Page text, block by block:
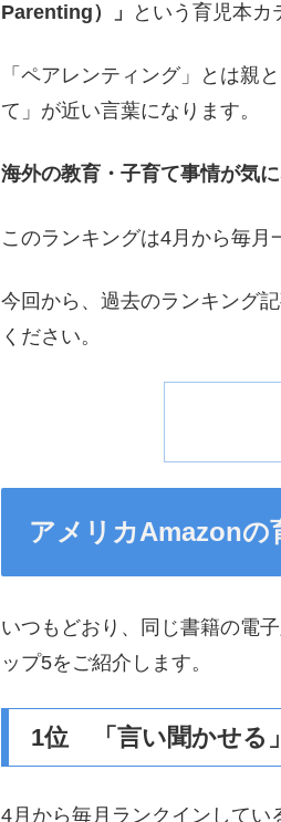
Parenting）」
という育児本カ
「ペアレンティング」とは親
て」が近い言葉になります。
海外の教育・子育て事情が気
このランキングは4月から毎月
今回から、過去のランキング
ください。
アメリカAmazonの
いつもどおり、同じ書籍の電
ップ5をご紹介します。
1位 「言い聞かせる
4月から毎月ランクインしてい